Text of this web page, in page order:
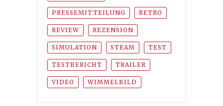
PRESSEMITTEILUNG RETRO
REVIEW REZENSION
SIMULATION STEAM TEST
TESTBERICHT TRAILER
VIDEO WIMMELBILD